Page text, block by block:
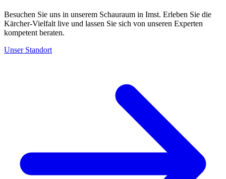
Besuchen Sie uns in unserem Schauraum in Imst. Erleben Sie die
Kärcher-Vielfalt live und lassen Sie sich von unseren Experten
kompetent beraten.
Unser Standort